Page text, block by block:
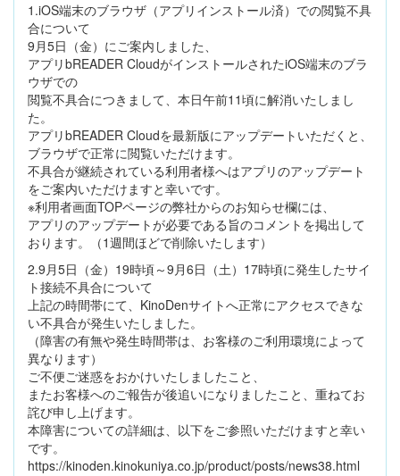
1.iOS端末のブラウザ（アプリインストール済）での閲覧不具
合について
9月5日（金）にご案内しました、
アプリbREADER CloudがインストールされたiOS端末のブラ
ウザでの
閲覧不具合につきまして、本日午前11頃に解消いたしまし
た。
アプリbREADER Cloudを最新版にアップデートいただくと、
ブラウザで正常に閲覧いただけます。
不具合が継続されている利用者様へはアプリのアップデート
をご案内いただけますと幸いです。
※利用者画面TOPページの弊社からのお知らせ欄には、
アプリのアップデートが必要である旨のコメントを掲出して
おります。（1週間ほどで削除いたします）
2.9月5日（金）19時頃～9月6日（土）17時頃に発生したサイ
ト接続不具合について
上記の時間帯にて、KinoDenサイトへ正常にアクセスできな
い不具合が発生いたしました。
（障害の有無や発生時間帯は、お客様のご利用環境によって
異なります）
ご不便ご迷惑をおかけいたしましたこと、
またお客様へのご報告が後追いになりましたこと、重ねてお
詫び申し上げます。
本障害についての詳細は、以下をご参照いただけますと幸い
です。
https://kinoden.kinokuniya.co.jp/product/posts/news38.html